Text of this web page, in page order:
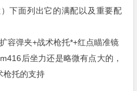
下面列出它的满配以及重要配
容弹夹+战术枪托*+红点瞄准镜
后坐力还是略微有点大的，
托的支持